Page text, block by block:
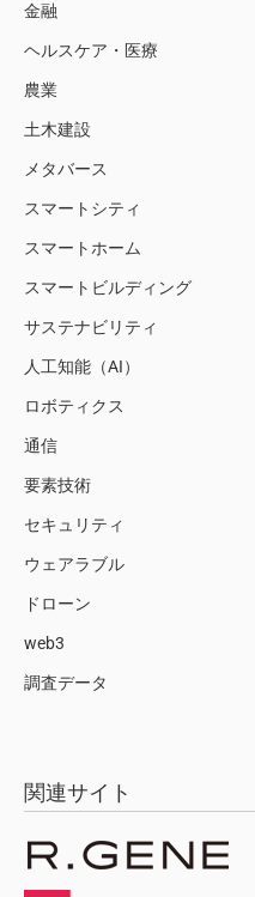
金融
ヘルスケア・医療
農業
土木建設
メタバース
スマートシティ
スマートホーム
スマートビルディング
サステナビリティ
人工知能（AI）
ロボティクス
通信
要素技術
セキュリティ
ウェアラブル
ドローン
web3
調査データ
関連サイト